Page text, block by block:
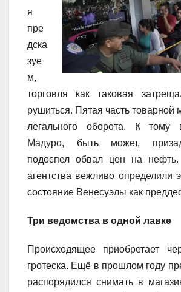
я
пре
дска
зуе
м,
торговля как таковая
рушиться. Пятая часть товарной
легального оборота. К тому
Мадуро, быть может,
подоспел обвал цен на нефть.
агентства вежливо определили
состояние Венесуэлы как
Три ведомства в одной лавке
Происходящее приобретает
гротеска. Ещё в прошлом году
распорядился снимать в